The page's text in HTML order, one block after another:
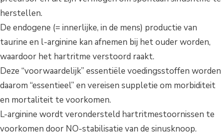
herstellen.
De endogene (= innerlijke, in de mens) productie van
taurine en l-arginine kan afnemen bij het ouder worden,
waardoor het hartritme verstoord raakt.
Deze “voorwaardelijk” essentiële voedingsstoffen worden
daarom “essentieel” en vereisen suppletie om morbiditeit
en mortaliteit te voorkomen.
L-arginine wordt verondersteld hartritmestoornissen te
voorkomen door NO-stabilisatie van de sinusknoop.